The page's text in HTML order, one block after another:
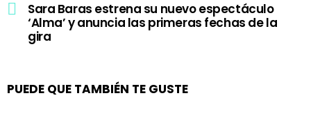
Sara Baras estrena su nuevo espectáculo
‘Alma’ y anuncia las primeras fechas de la
gira
PUEDE QUE TAMBIÉN TE GUSTE